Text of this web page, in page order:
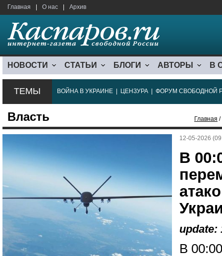
Главная О нас Архив
НОВОСТИ СТАТЬИ БЛОГИ АВТОРЫ В
ТЕМЫ ВОЙНА В УКРАИНЕ ЦЕНЗУРА ФОРУМ СВОБОДНОЙ
Власть Главная /
12-05-2026
В
update:
В